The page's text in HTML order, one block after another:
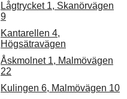
Lågtrycket 1, Skanörvägen
9
Kantarellen 4,
Högsätravägen
Åskmolnet 1, Malmövägen
22
Kulingen 6, Malmövägen 10